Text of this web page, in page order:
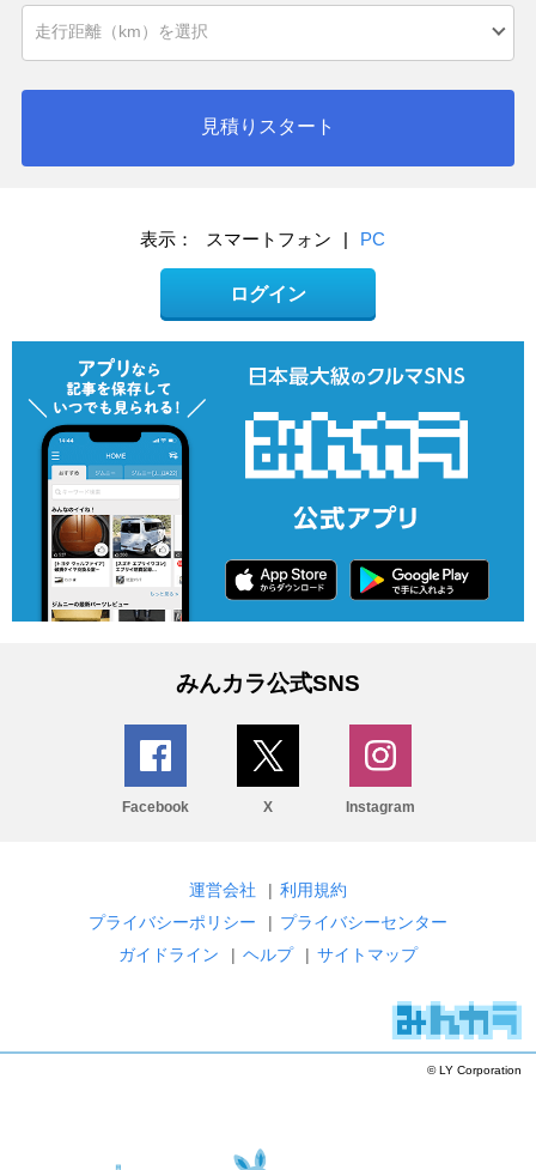
見積りスタート
表示： スマートフォン | PC
ログイン
みんカラ公式SNS
Facebook X Instagram
運営会社 | 利用規約
プライバシーポリシー
| プライバシーセンター
ガイドライン
| ヘルプ | サイトマップ
© LY Corporation